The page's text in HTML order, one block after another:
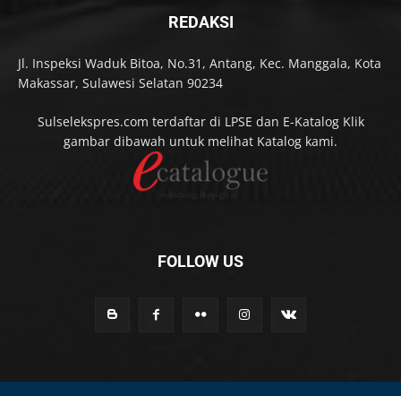
REDAKSI
Jl. Inspeksi Waduk Bitoa, No.31, Antang, Kec. Manggala, Kota
Makassar, Sulawesi Selatan 90234
Sulselekspres.com terdaftar di LPSE dan E-Katalog Klik
gambar dibawah untuk melihat Katalog kami.
FOLLOW US